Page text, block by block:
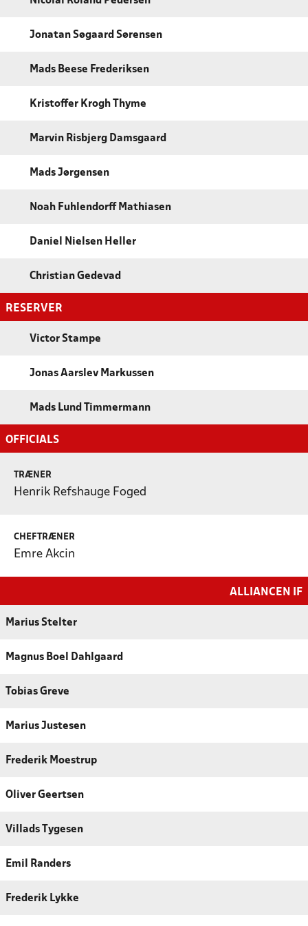
Jonatan Søgaard Sørensen
Mads Beese Frederiksen
Kristoffer Krogh Thyme
Marvin Risbjerg Damsgaard
Mads Jørgensen
Noah Fuhlendorff Mathiasen
Daniel Nielsen Heller
Christian Gedevad
RESERVER
Victor Stampe
Jonas Aarslev Markussen
Mads Lund Timmermann
OFFICIALS
TRÆNER
Henrik Refshauge Foged
CHEFTRÆNER
Emre Akcin
ALLIANCEN IF
Marius Stelter
Magnus Boel Dahlgaard
Tobias Greve
Marius Justesen
Frederik Moestrup
Oliver Geertsen
Villads Tygesen
Emil Randers
Frederik Lykke